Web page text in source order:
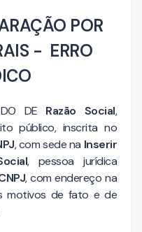
POR
- ERRO
DE Razão Social,
público, inscrita no
, com sede na Inserir
, pessoa jurídica
, com endereço na
motivos de fato e de